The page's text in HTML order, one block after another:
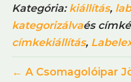
Kategória:kiállítás,
kategorizálvaés
címkekiállítás,
← A Csomagolóipar